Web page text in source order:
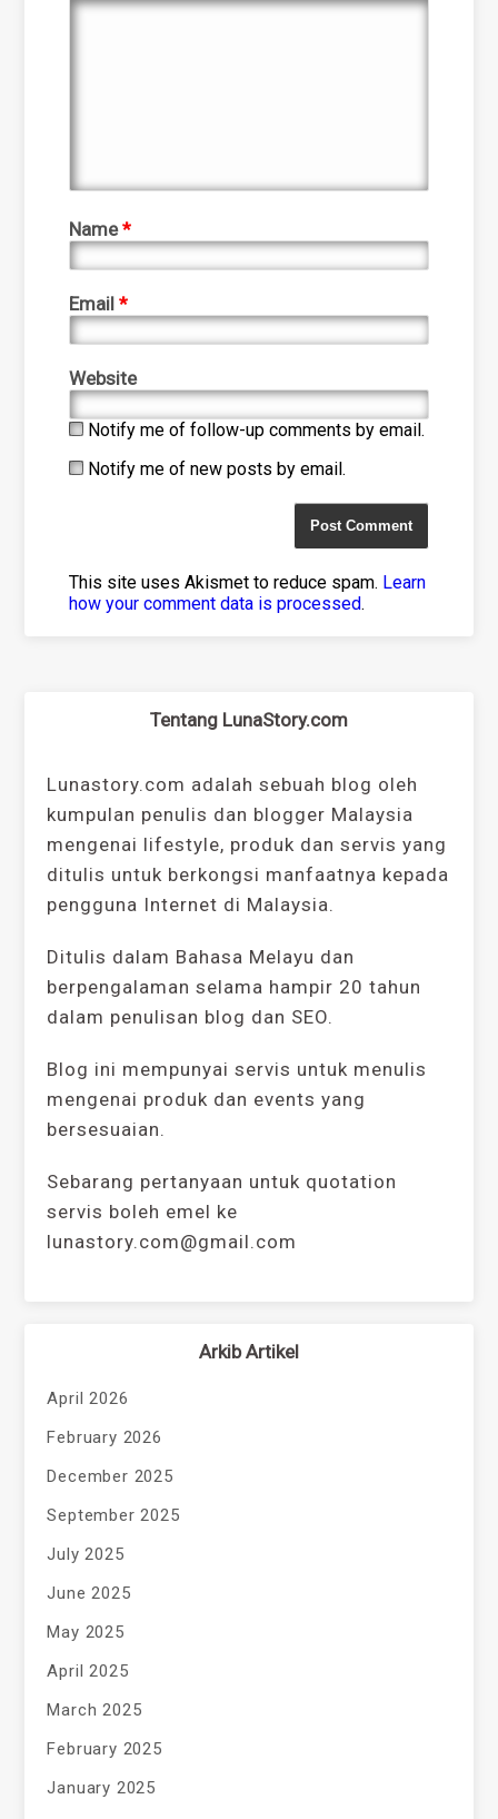
Name*
Email*
Website
Notify me of follow-up comments by email.
Notify me of new posts by email.
This site uses Akismet to reduce spam. Learn
how your comment data is processed.
Tentang LunaStory.com
Lunastory.com adalah sebuah blog oleh
kumpulan penulis dan blogger Malaysia
mengenai lifestyle, produk dan servis yang
ditulis untuk berkongsi manfaatnya kepada
pengguna Internet di Malaysia.
Ditulis dalam Bahasa Melayu dan
berpengalaman selama hampir 20 tahun
dalam penulisan blog dan SEO.
Blog ini mempunyai servis untuk menulis
mengenai produk dan events yang
bersesuaian.
Sebarang pertanyaan untuk quotation
servis boleh emel ke
lunastory.com@gmail.com
Arkib Artikel
April 2026
February 2026
December 2025
September 2025
July 2025
June 2025
May 2025
April 2025
March 2025
February 2025
January 2025